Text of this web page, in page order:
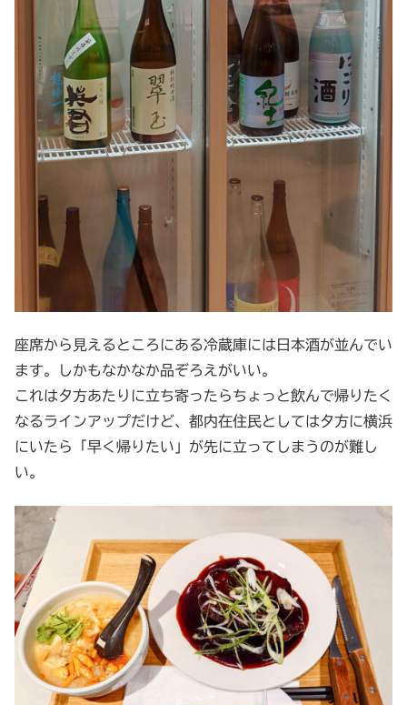
座席から見えるところにある冷蔵庫には日本酒が並んでい
ます。しかもなかなか品ぞろえがいい。
これは夕方あたりに立ち寄ったらちょっと飲んで帰りたく
なるラインアップだけど、都内在住民としては夕方に横浜
にいたら「早く帰りたい」が先に立ってしまうのが難し
い。